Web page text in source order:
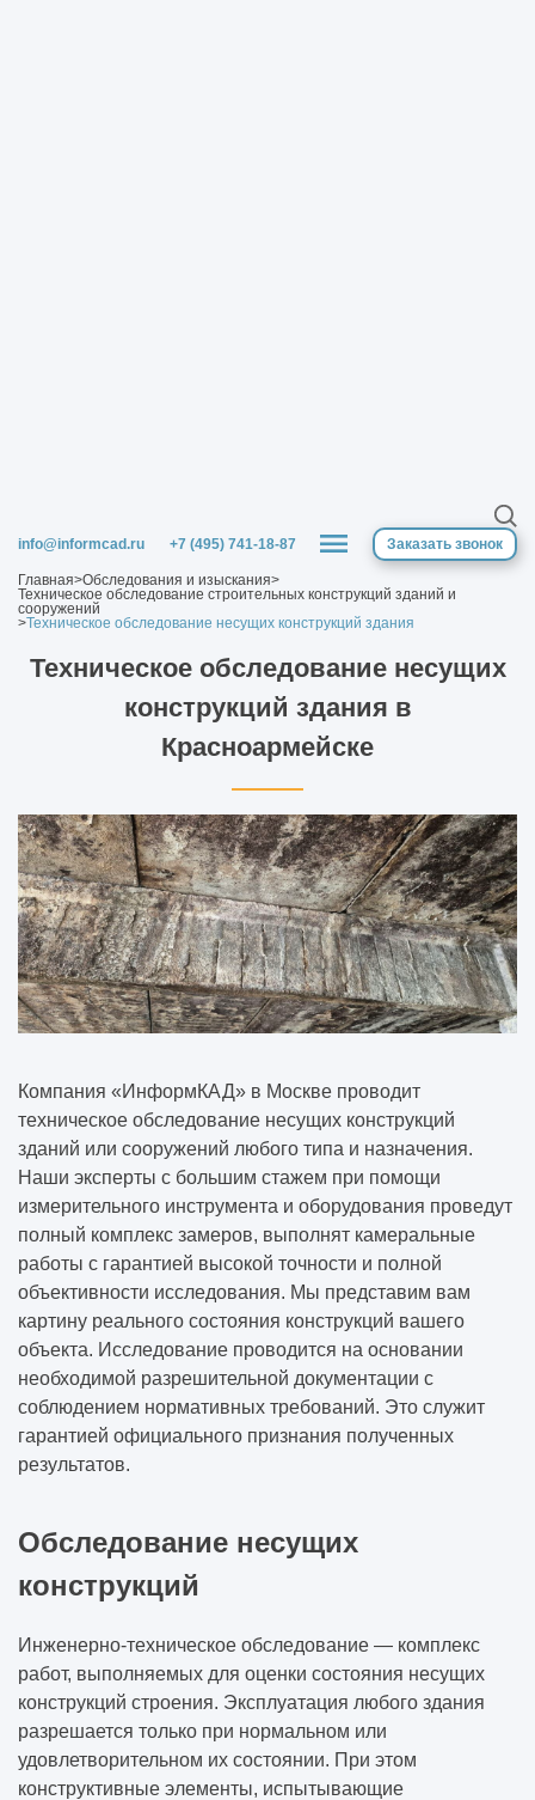
info@informcad.ru +7 (495) 741-18-87 Заказать звонок
Главная>Обследования и изыскания>
Техническое обследование строительных конструкций зданий и
сооружений
>Техническое обследование несущих конструкций здания
Техническое обследование несущих
конструкций здания в
Красноармейске
Компания «ИнформКАД» в Москве проводит
техническое обследование несущих конструкций
зданий или сооружений любого типа и назначения.
Наши эксперты с большим стажем при помощи
измерительного инструмента и оборудования проведут
полный комплекс замеров, выполнят камеральные
работы с гарантией высокой точности и полной
объективности исследования. Мы представим вам
картину реального состояния конструкций вашего
объекта. Исследование проводится на основании
необходимой разрешительной документации с
соблюдением нормативных требований. Это служит
гарантией официального признания полученных
результатов.
Обследование несущих
конструкций
Инженерно-техническое обследование — комплекс
работ, выполняемых для оценки состояния несущих
конструкций строения. Эксплуатация любого здания
разрешается только при нормальном или
удовлетворительном их состоянии. При этом
конструктивные элементы, испытывающие